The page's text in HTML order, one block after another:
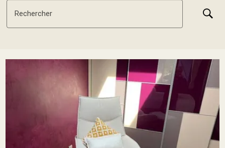
Rechercher